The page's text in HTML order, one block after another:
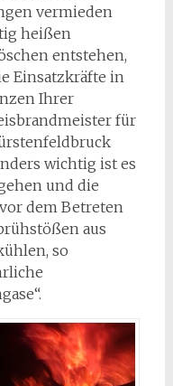
vermieden
heißen
entstehen,
Einsatzkräfte in
Ihrer
für
wichtig ist es
und die
dem Betreten
aus
so